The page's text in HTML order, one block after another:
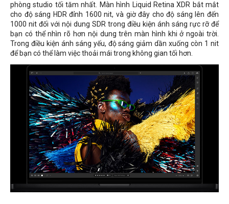
phòng studio tối tăm nhất. Màn hình Liquid Retina XDR bắt mắt
cho độ sáng HDR đỉnh 1600 nit, và giờ đây cho độ sáng lên đến
1000 nit đối với nội dung SDR trong điều kiện ánh sáng rực rỡ để
bạn có thể nhìn rõ hơn nội dung trên màn hình khi ở ngoài trời.
Trong điều kiện ánh sáng yếu, độ sáng giảm dần xuống còn 1 nit
để bạn có thể làm việc thoải mái trong không gian tối hơn.